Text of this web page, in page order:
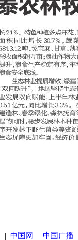
| 中国网 | 中国广播